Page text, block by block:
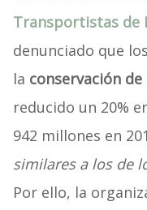
Transportistas de
denunciado que
la conservación
reducido un 20%
942 millones en
similares a los de
Por ello, la